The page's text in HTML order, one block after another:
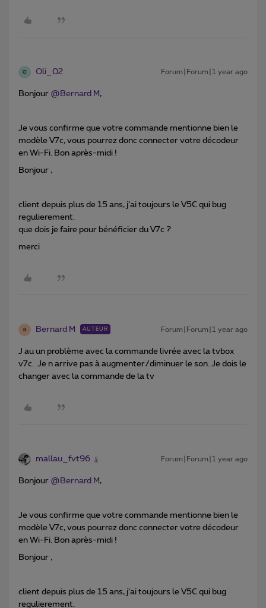
O Oli_02 Forum|Forum|1 year ago
Bonjour ​ @Bernard M ,
Je vous confirme que votre commande mentionne bien le
modèle V7c, vous pourrez donc connecter votre décodeur
en Wi-Fi. Bon après-midi !
Bonjour ,
client depuis plus de 15 ans, j’ai toujours le V5C qui bug
regulierement.
que dois je faire pour bénéficier du V7c ?
merci
B Bernard M AUTEUR Forum|Forum|1 year ago
J au un problème avec la commande livrée avec la tvbox
v7c. Je n arrive pas à augmenter/diminuer le son. Je dois le
changer avec la commande de la tv
mallau_fvt96 Forum|Forum|1 year ago
Bonjour ​ @Bernard M ,
Je vous confirme que votre commande mentionne bien le
modèle V7c, vous pourrez donc connecter votre décodeur
en Wi-Fi. Bon après-midi !
Bonjour ,
client depuis plus de 15 ans, j’ai toujours le V5C qui bug
regulierement.